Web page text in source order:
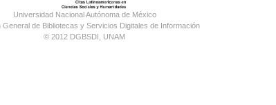
Universidad Nacional Autónoma de México
General de Bibliotecas y Servicios Digitales de Información
© 2012 DGBSDI, UNAM